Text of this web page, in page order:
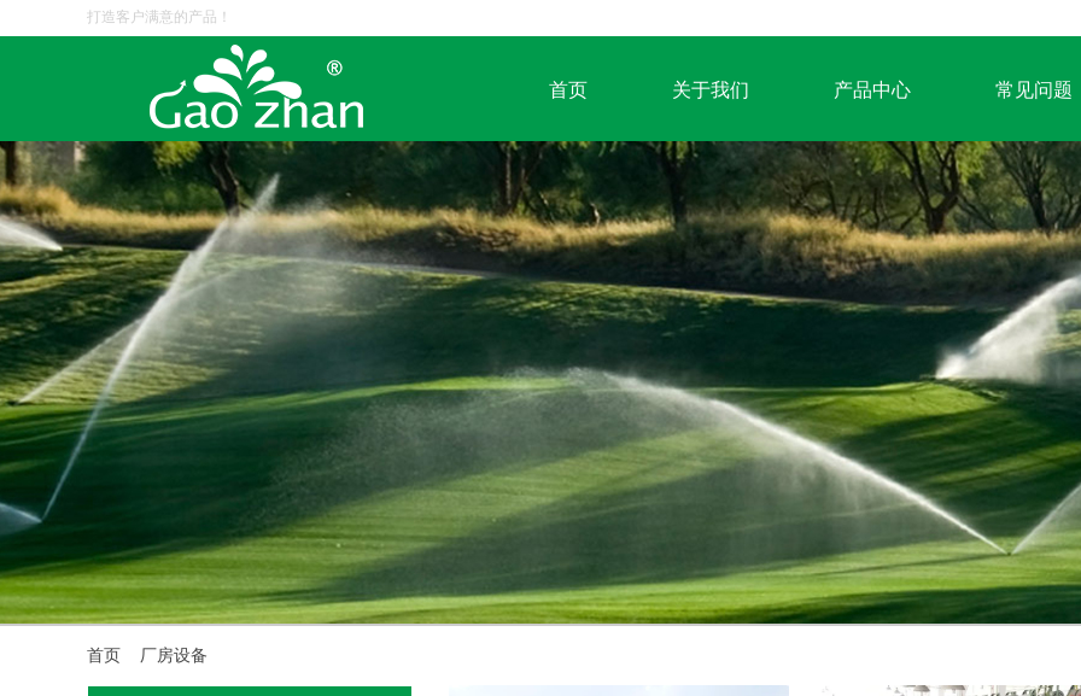
打造客户满意的产品！
首页 关于我们 产品中心 常见问题
首页 厂房设备